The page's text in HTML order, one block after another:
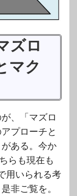
ズロ
マク
、「マズロ
プローチと
ある。今か
らも現在も
用いられる考
非ご覧を。